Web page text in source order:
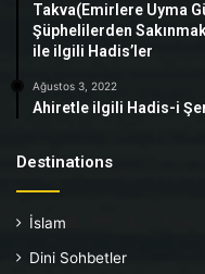
Takva(Emirlere Uyma
Şüphelilerden
ile ilgili Hadis’ler
Ağustos 3, 2022
Ahiretle ilgili Hadis-i
Destinations
İslam
Dini Sohbetler